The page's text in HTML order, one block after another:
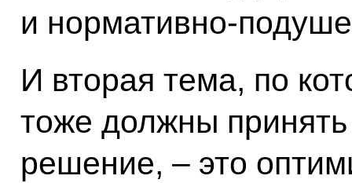
и нормативно-
И вторая тема, по
тоже должны
решение, – это